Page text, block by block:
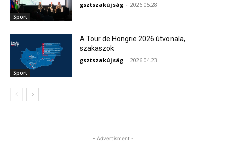
Sport
gsztszakújság - 2026.05.28.
Sport
A Tour de Hongrie 2026 útvonala,
szakaszok
gsztszakújság - 2026.04.23.
- Advertisment -